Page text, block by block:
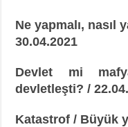
Ne yapmalı, nasıl
30.04.2021
Devlet mi
devletleşti? /
Katastrof / Büyük